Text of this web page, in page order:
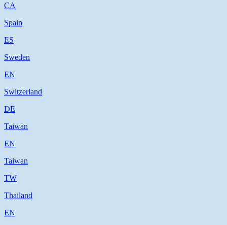
CA
Spain
ES
Sweden
EN
Switzerland
DE
Taiwan
EN
Taiwan
TW
Thailand
EN